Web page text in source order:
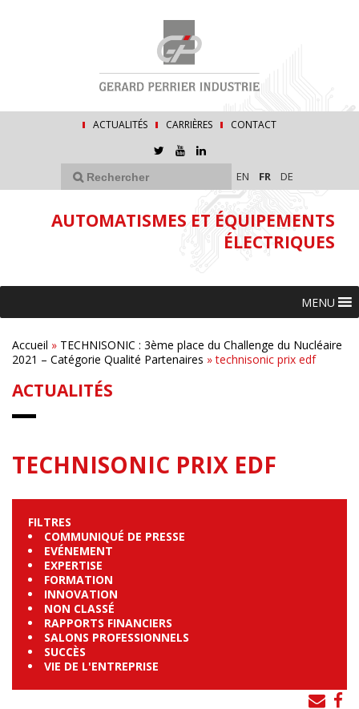
ACTUALITÉS CARRIÈRES CONTACT
EN FR DE
AUTOMATISMES ET ÉQUIPEMENTS
ÉLECTRIQUES
MENU
Accueil » TECHNISONIC : 3ème place du Challenge du Nucléaire
2021 – Catégorie Qualité Partenaires »technisonic prix edf
ACTUALITÉS
TECHNISONIC PRIX EDF
FILTRES
COMMUNIQUÉ DE PRESSE
EVÉNEMENT
EXPERTISE
FORMATION
INNOVATION
NON CLASSÉ
RAPPORTS FINANCIERS
SALONS PROFESSIONNELS
SUCCÈS
VIE DE L'ENTREPRISE